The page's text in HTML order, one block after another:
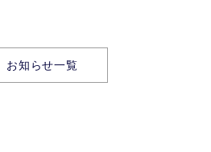
お知らせ一覧